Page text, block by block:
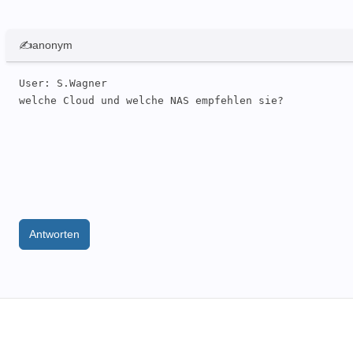
✍anonym
User: S.Wagner
Antworten